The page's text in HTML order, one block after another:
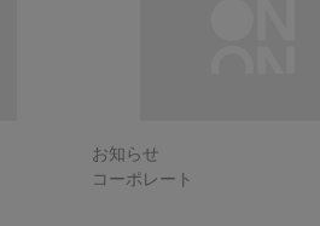
お知らせ
コーポレート